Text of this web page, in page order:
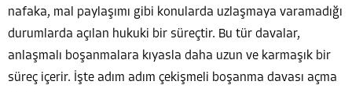
nafaka, mal paylaşımı gibi konularda uzlaşmaya varamadığı
durumlarda açılan hukuki bir süreçtir. Bu tür davalar,
anlaşmalı boşanmalara kıyasla daha uzun ve karmaşık bir
süreç içerir. İşte adım adım çekişmeli boşanma davası açma